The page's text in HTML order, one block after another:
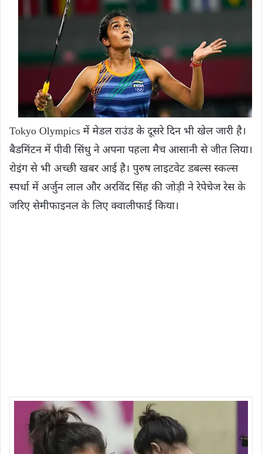
Tokyo Olympics में मेडल राउंड के दूसरे दिन भी खेल जारी है।
बैडमिंटन में पीवी सिंधु ने अपना पहला मैच आसानी से जीत लिया।
रोइंग से भी अच्छी खबर आई है। पुरुष लाइटवेट डबल्स स्कल्स
स्पर्धा में अर्जुन लाल और अरविंद सिंह की जोड़ी ने रेपेचेज रेस के
जरिए सेमीफाइनल के लिए क्वालीफाई किया।